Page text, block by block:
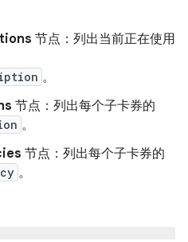
节点：列出当前正在使用
。
节点：列出每个子卡券的
。
节点：列出每个子卡券的
。